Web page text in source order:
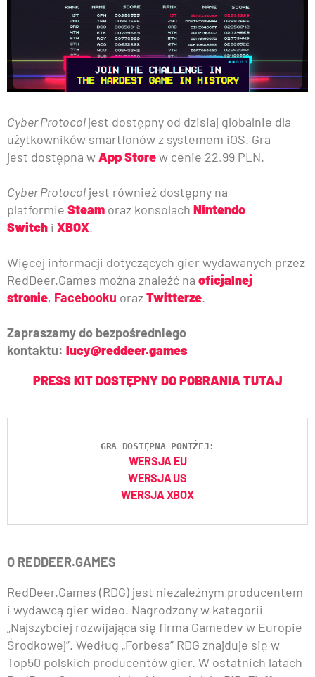
Cyber Protocoljest dostępny od dzisiaj globalnie dla
użytkowników smartfonów z systemem iOS. Gra
jest dostępna wApp Storew cenie 22,99 PLN.
Cyber Protocol jest również dostępny na
platformie Steam oraz konsolach Nintendo
Switch i XBOX.
Więcej informacji dotyczących gier wydawanych przez
RedDeer.Games można znaleźć na oficjalnej
stronie, Facebooku orazTwitterze.
Zapraszamy do bezpośredniego
kontaktu: lucy@reddeer.games
PRESS KIT DOSTĘPNY DO POBRANIA TUTAJ
GRA DOSTĘPNA PONIŻEJ:
WERSJA EU
WERSJA US
WERSJA XBOX
O REDDEER.GAMES
RedDeer.Games (RDG) jest niezależnym producentem
i wydawcą gier wideo. Nagrodzony w kategorii
„Najszybciej rozwijająca się firma Gamedev w Europie
Środkowej”. Według „Forbesa” RDG znajduje się w
Top50 polskich producentów gier. W ostatnich latach